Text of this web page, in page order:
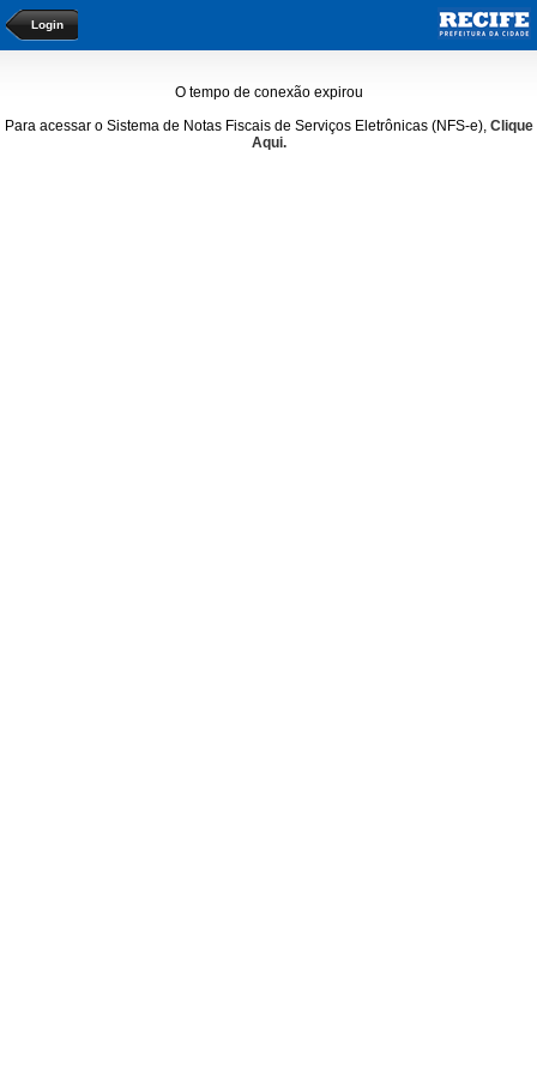
Login
O tempo de conexão expirou
Para acessar o Sistema de Notas Fiscais de Serviços Eletrônicas (NFS-e), Clique
Aqui.